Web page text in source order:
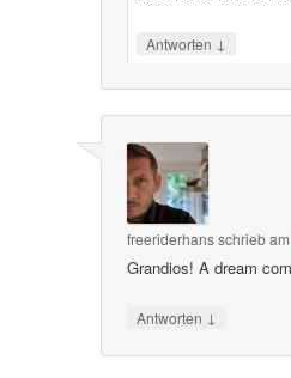
Antworten ↓
freeriderhansschrieb
Grandios! A dream
Antworten ↓